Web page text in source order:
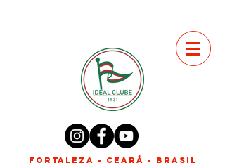
FORTALEZA - CEARÁ - BRASIL